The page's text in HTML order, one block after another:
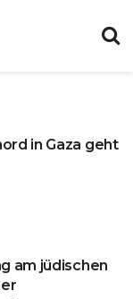
in Gaza geht
am jüdischen